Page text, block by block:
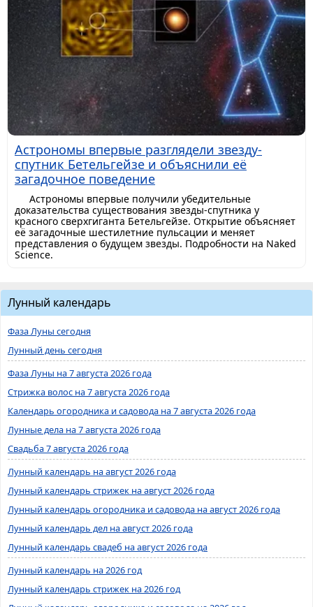
Астрономы впервые разглядели звезду-
спутник Бетельгейзе и объяснили её
загадочное поведение
Астрономы впервые получили убедительные
доказательства существования звезды-спутника у
красного сверхгиганта Бетельгейзе. Открытие объясняет
её загадочные шестилетние пульсации и меняет
представления о будущем звезды. Подробности на Naked
Science.
Лунный календарь
Фаза Луны сегодня
Лунный день сегодня
Фаза Луны на 7 августа 2026 года
Стрижка волос на 7 августа 2026 года
Календарь огородника и садовода на 7 августа 2026 года
Лунные дела на 7 августа 2026 года
Свадьба 7 августа 2026 года
Лунный календарь на август 2026 года
Лунный календарь стрижек на август 2026 года
Лунный календарь огородника и садовода на август 2026 года
Лунный календарь дел на август 2026 года
Лунный календарь свадеб на август 2026 года
Лунный календарь на 2026 год
Лунный календарь стрижек на 2026 год